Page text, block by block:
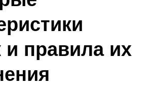
и правила их